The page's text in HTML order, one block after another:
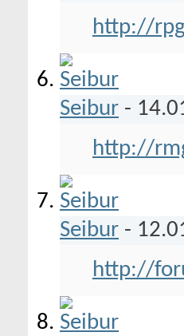
http://
Seibur -
http://
Seibur -
http://